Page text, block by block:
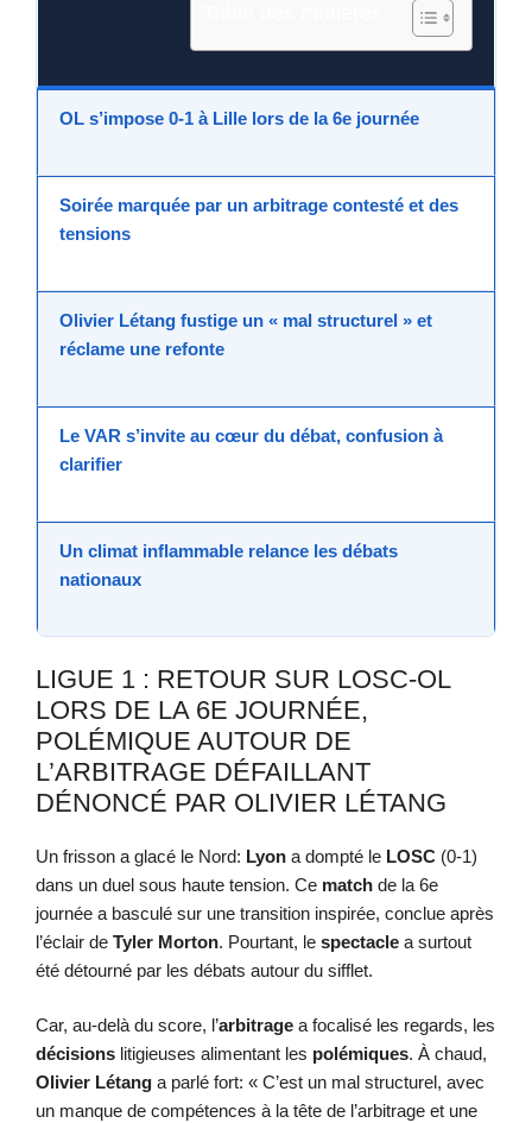
OL s’impose 0-1 à Lille lors de la 6e journée
Soirée marquée par un arbitrage contesté et des
tensions
Olivier Létang fustige un « mal structurel » et
réclame une refonte
Le VAR s’invite au cœur du débat, confusion à
clarifier
Un climat inflammable relance les débats
nationaux
LIGUE 1 : RETOUR SUR LOSC-OL
LORS DE LA 6E JOURNÉE,
POLÉMIQUE AUTOUR DE
L’ARBITRAGE DÉFAILLANT
DÉNONCÉ PAR OLIVIER LÉTANG
Un frisson a glacé le Nord: Lyon a dompté le LOSC (0-1)
dans un duel sous haute tension. Ce match de la 6e
journée a basculé sur une transition inspirée, conclue après
l’éclair de Tyler Morton. Pourtant, le spectacle a surtout
été détourné par les débats autour du sifflet.
Car, au-delà du score, l’arbitrage a focalisé les regards, les
décisions litigieuses alimentant les polémiques. À chaud,
Olivier Létang a parlé fort: « C’est un mal structurel, avec
un manque de compétences à la tête de l’arbitrage et une